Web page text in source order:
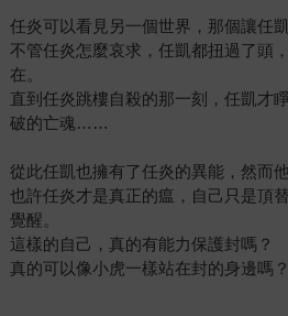
任炎可以看見另一個世界，那個讓任
不管任炎怎麼哀求，任凱都扭過了頭
在。
直到任炎跳樓自殺的那一刻，任凱才
破的亡魂……
從此任凱也擁有了任炎的異能，然而
也許任炎才是真正的瘟，自己只是頂
覺醒。
這樣的自己，真的有能力保護封嗎？
真的可以像小虎一樣站在封的身邊嗎？